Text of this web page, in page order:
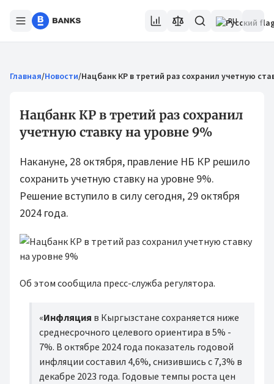
RU
Главная/Новости/Нацбанк КР в третий раз сохранил учетную
Нацбанк КР в третий раз сохранил
учетную ставку на уровне 9%
Накануне, 28 октября, правление НБ КР решило
сохранить учетную ставку на уровне 9%.
Решение вступило в силу сегодня, 29 октября
2024 года.
Об этом сообщила пресс-служба регулятора.
«Инфляция в Кыргызстане сохраняется ниже
среднесрочного целевого ориентира в 5% -
7%. В октябре 2024 года показатель годовой
инфляции составил 4,6%, снизившись с 7,3% в
декабре 2023 года. Годовые темпы роста цен